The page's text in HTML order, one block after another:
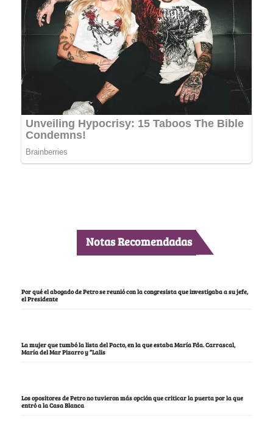
Notas Recomendadas
Por qué el abogado de Petro se reunió con la congresista que investigaba a su jefe,
el Presidente
La mujer que tumbó la lista del Pacto, en la que estaba María Fda. Carrascal,
María del Mar Pizarro y “Lalis
Los opositores de Petro no tuvieron más opción que criticar la puerta por la que
entró a la Casa Blanca